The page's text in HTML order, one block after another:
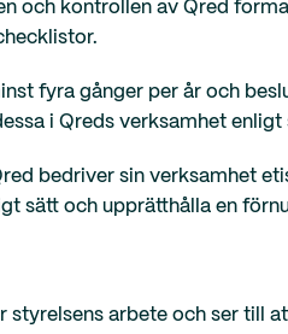
och kontrollen av Qred
fyra gånger per år och
i Qreds verksamhet enligt
bedriver sin verksamhet
sätt och upprätthålla en
styrelsens arbete och ser till